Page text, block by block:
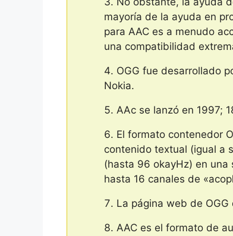
mayoría de la ayuda en
para AAC es a menudo
una compatibilidad
OGG fue desarrollado
Nokia.
AAc se lanzó en 1997;
El formato contenedor
contenido textual (igual a
(hasta 96 okayHz) en una
hasta 16 canales de
La página web de
AAC es el formato de